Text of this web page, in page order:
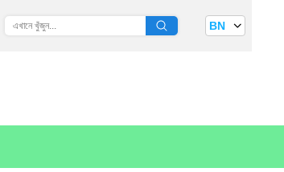
BN